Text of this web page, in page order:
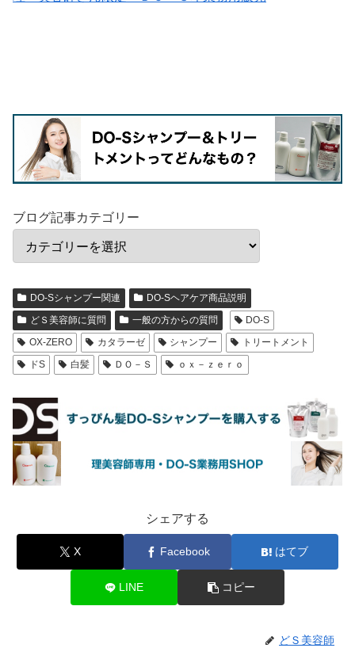
ブログ記事カテゴリー
DO-Sシャンプー関連
DO-Sヘアケア商品説明
どＳ美容師に質問
一般の方からの質問
DO-S
OX-ZERO
カタラーゼ シャンプー
トリートメント
ドS
白髪 ＤＯ－Ｓ ｏｘ－ｚｅｒｏ
シェアする
X Facebook はてブ
LINE コピー
どＳ美容師